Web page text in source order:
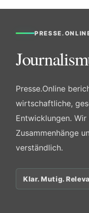
Presse.Online
wirtschaftliche,
Entwicklungen.
Zusammenhänge
verständlich.
Klar. Mutig.